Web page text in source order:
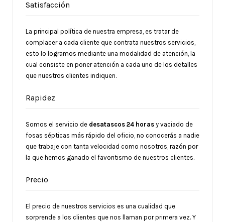
Satisfacción
La principal política de nuestra empresa, es tratar de
complacer a cada cliente que contrata nuestros servicios,
esto lo logramos mediante una modalidad de atención, la
cual consiste en poner atención a cada uno de los detalles
que nuestros clientes indiquen.
Rapidez
Somos el servicio de desatascos 24 horas y vaciado de
fosas sépticas más rápido del oficio, no conocerás a nadie
que trabaje con tanta velocidad como nosotros, razón por
la que hemos ganado el favoritismo de nuestros clientes.
Precio
El precio de nuestros servicios es una cualidad que
sorprende a los clientes que nos llaman por primera vez. Y